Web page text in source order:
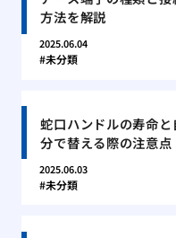
方法を解説
2025.06.04
未分類
蛇口ハンドルの寿命と
分で替える際の注意点
2025.06.03
未分類